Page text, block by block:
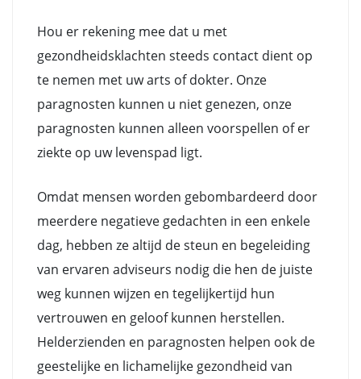
Hou er rekening mee dat u met
gezondheidsklachten steeds contact dient op
te nemen met uw arts of dokter. Onze
paragnosten kunnen u niet genezen, onze
paragnosten kunnen alleen voorspellen of er
ziekte op uw levenspad ligt.
Omdat mensen worden gebombardeerd door
meerdere negatieve gedachten in een enkele
dag, hebben ze altijd de steun en begeleiding
van ervaren adviseurs nodig die hen de juiste
weg kunnen wijzen en tegelijkertijd hun
vertrouwen en geloof kunnen herstellen.
Helderzienden en paragnosten helpen ook de
geestelijke en lichamelijke gezondheid van